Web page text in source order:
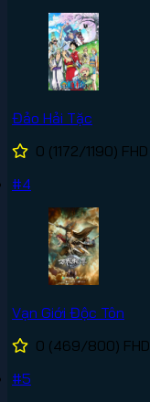
Đảo Hải Tặc
0 (1172/1190) FHD
#4
Vạn Giới Độc Tôn
0 (469/800) FHD
#5